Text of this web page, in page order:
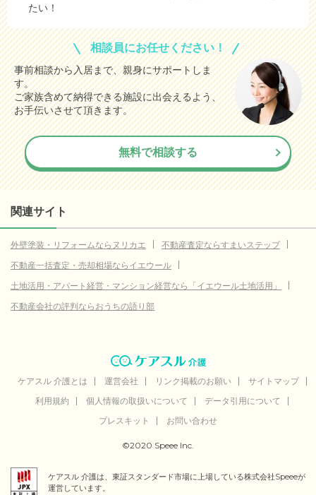
名古屋市瑞穂区
蒲郡市 12.1万円
西尾市 10.1万円
春日井市 7.1
あま市(参考値) 14.7万円
丹羽郡大口町(参考値) 16.5万円
刈谷市 37.1万円
北名古屋市(参考値) 0.7万円
半田市(参考値)
名古屋市中区(参考値) 22.1
名古屋市中村区 (参考値) 33.5
名古屋市名東区(参考値)
小牧市 (参考値) 14.1 万円
岩倉市(参考値) 19.2
新城市 (参考値) 17.0万円
たい！
相談員にお任せください！
事前相談から入居まで、親身にサポートしま
す。
ご家族含めて納得できる施設に出会えるよう、
お手伝いさせて頂きます。
無料で相談する
関連サイト
外壁塗装・リフォームならヌリカエ
不動産査定ならすまいステップ
不動産一括査定・売却相場ならイエウール
土地活用・アパート経営・マンション経営なら「イエウール土地活用」
不動産会社の評判ならおうちの語り部
ケアスル 介護とは 運営会社 リンク掲載のお願い
サイトマップ
利用規約
個人情報の取扱いについて
データ引用について
プレスキット
お問い合わせ
©2020 Speee Inc.
ケアスル 介護は、東証スタンダード市場に上場している株式会社Speeeが
運営しています。